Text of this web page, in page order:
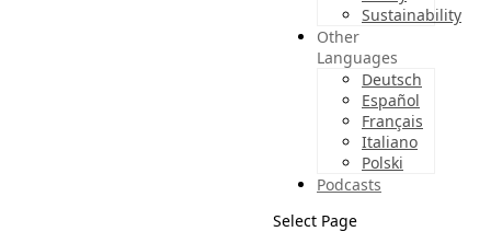
Sustainability
Other
Languages
Deutsch
Español
Français
Italiano
Polski
Podcasts
Select Page